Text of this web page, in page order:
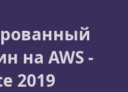
на AWS -
2019